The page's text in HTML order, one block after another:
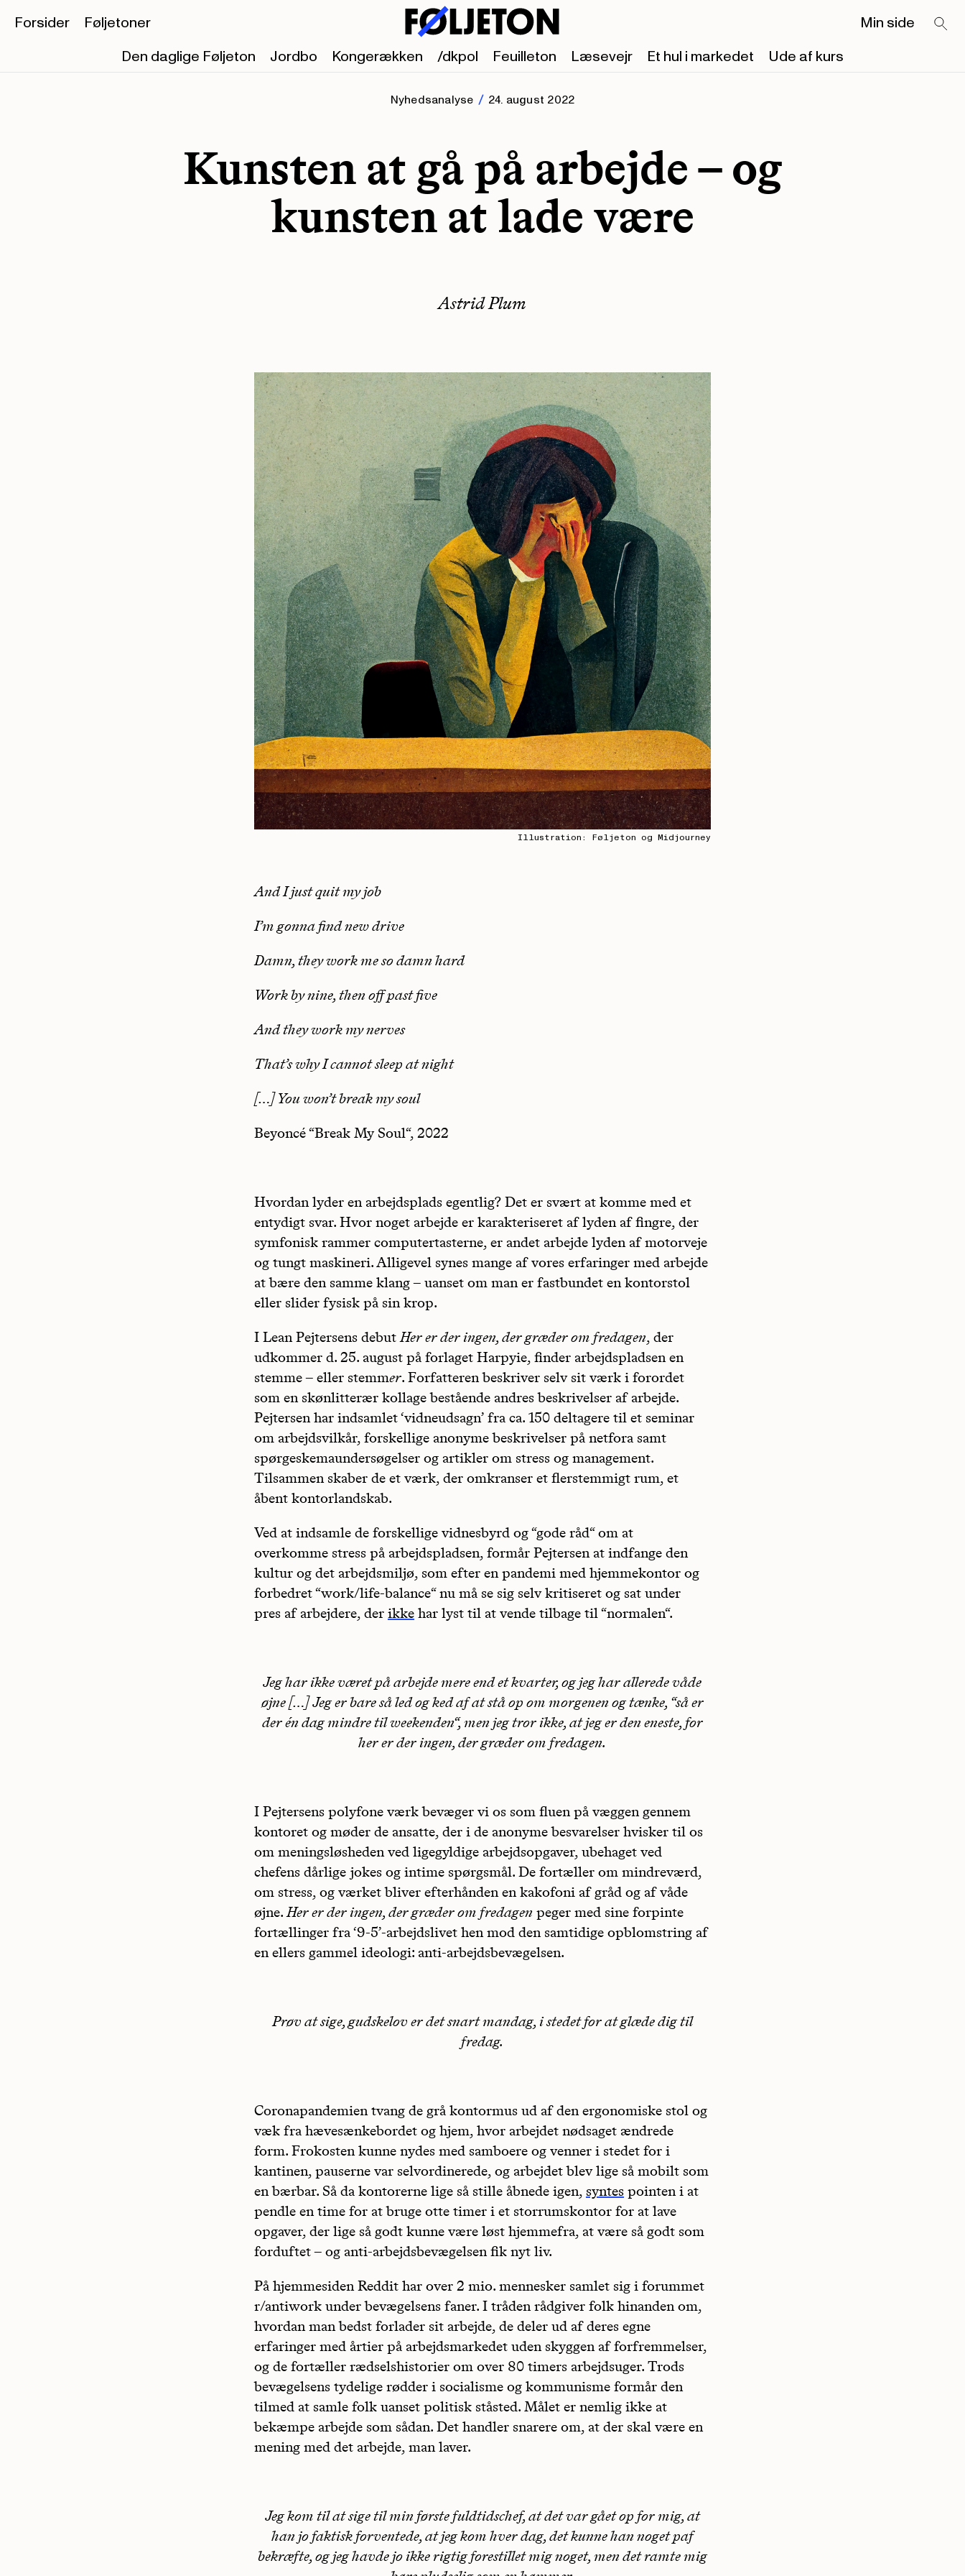
Forsider
Føljetoner
Den daglige Føljeton
Jordbo Kongerækken /dkpol Feuilleton Læsevejr Et hul i markedet Ude af kurs
Min side
Nyhedsanalyse 24. august 2022
Kunsten at gå på arbejde – og
kunsten at lade være
Astrid Plum
Illustration: Føljeton og Midjourney
And I just quit my job
I’m gonna find new drive
Damn, they work me so damn hard
Work by nine, then off past five
And they work my nerves
That’s why I cannot sleep at night
[…] You won’t break my soul
Beyoncé “Break My Soul“, 2022
Hvordan lyder en arbejdsplads egentlig? Det er svært at komme med et
entydigt svar. Hvor noget arbejde er karakteriseret af lyden af fingre, der
symfonisk rammer computertasterne, er andet arbejde lyden af motorveje
og tungt maskineri. Alligevel synes mange af vores erfaringer med arbejde
at bære den samme klang – uanset om man er fastbundet en kontorstol
eller slider fysisk på sin krop.
I Lean Pejtersens debutHer er der ingen, der græder om fredagen, der
udkommer d. 25. august på forlaget Harpyie, finder arbejdspladsen en
stemme – eller stemmer. Forfatteren beskriver selv sit værk i forordet
som en skønlitterær kollage bestående andres beskrivelser af arbejde.
Pejtersen har indsamlet ‘vidneudsagn’ fra ca. 150 deltagere til et seminar
om arbejdsvilkår, forskellige anonyme beskrivelser på netfora samt
spørgeskemaundersøgelser og artikler om stress og management.
Tilsammen skaber de et værk, der omkranser et flerstemmigt rum, et
åbent kontorlandskab.
Ved at indsamle de forskellige vidnesbyrd og “gode råd“ om at
overkomme stress på arbejdspladsen, formår Pejtersen at indfange den
kultur og det arbejdsmiljø, som efter en pandemi med hjemmekontor og
forbedret “work/life-balance“ nu må se sig selv kritiseret og sat under
pres af arbejdere, der ikkehar lyst til at vende tilbage til “normalen“.
Jeg har ikke været på arbejde mere end et kvarter, og jeg har allerede våde
øjne […] Jeg er bare så led og ked af at stå op om morgenen og tænke, “så er
der én dag mindre til weekenden“, men jeg tror ikke, at jeg er den eneste, for
her er der ingen, der græder om fredagen.
I Pejtersens polyfone værk bevæger vi os som fluen på væggen gennem
kontoret og møder de ansatte, der i de anonyme besvarelser hvisker til os
om meningsløsheden ved ligegyldige arbejdsopgaver, ubehaget ved
chefens dårlige jokes og intime spørgsmål. De fortæller om mindreværd,
om stress, og værket bliver efterhånden en kakofoni af gråd og af våde
øjne.Her er der ingen, der græder om fredagenpeger med sine forpinte
fortællinger fra ‘9-5’-arbejdslivet hen mod den samtidige opblomstring af
en ellers gammel ideologi: anti-arbejdsbevægelsen.
Prøv at sige, gudskelov er det snart mandag, i stedet for at glæde dig til
fredag.
Coronapandemien tvang de grå kontormus ud af den ergonomiske stol og
væk fra hævesænkebordet og hjem, hvor arbejdet nødsaget ændrede
form. Frokosten kunne nydes med samboere og venner i stedet for i
kantinen, pauserne var selvordinerede, og arbejdet blev lige så mobilt som
en bærbar. Så da kontorerne lige så stille åbnede igen, syntespointen i at
pendle en time for at bruge otte timer i et storrumskontor for at lave
opgaver, der lige så godt kunne være løst hjemmefra, at være så godt som
forduftet – og anti-arbejdsbevægelsen fik nyt liv.
På hjemmesiden Reddit har over 2 mio. mennesker samlet sig i forummet
r/antiwork under bevægelsens faner. I tråden rådgiver folk hinanden om,
hvordan man bedst forlader sit arbejde, de deler ud af deres egne
erfaringer med årtier på arbejdsmarkedet uden skyggen af forfremmelser,
og de fortæller rædselshistorier om over 80 timers arbejdsuger. Trods
bevægelsens tydelige rødder i socialisme og kommunisme formår den
tilmed at samle folk uanset politisk ståsted. Målet er nemlig ikke at
bekæmpe arbejde som sådan. Det handler snarere om, at der skal være en
mening med det arbejde, man laver.
Jeg kom til at sige til min første fuldtidschef, at det var gået op for mig, at
han jo faktisk forventede, at jeg kom hver dag, det kunne han noget paf
bekræfte, og jeg havde jo ikke rigtig forestillet mig noget, men det ramte mig